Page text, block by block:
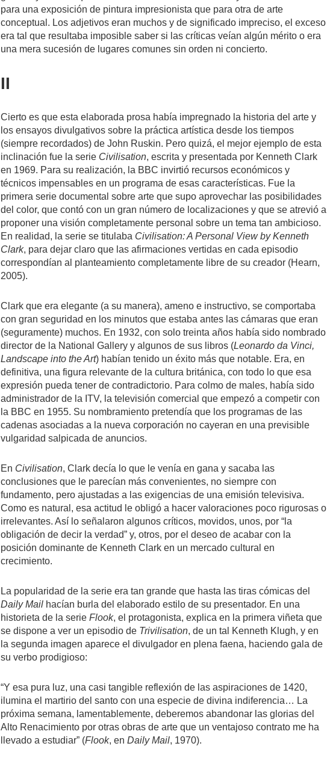
para una exposición de pintura impresionista que para otra de arte
conceptual. Los adjetivos eran muchos y de significado impreciso, el exceso
era tal que resultaba imposible saber si las críticas veían algún mérito o era
una mera sucesión de lugares comunes sin orden ni concierto.
II
Cierto es que esta elaborada prosa había impregnado la historia del arte y
los ensayos divulgativos sobre la práctica artística desde los tiempos
(siempre recordados) de John Ruskin. Pero quizá, el mejor ejemplo de esta
inclinación fue la serie Civilisation, escrita y presentada por Kenneth Clark
en 1969. Para su realización, la BBC invirtió recursos económicos y
técnicos impensables en un programa de esas características. Fue la
primera serie documental sobre arte que supo aprovechar las posibilidades
del color, que contó con un gran número de localizaciones y que se atrevió a
proponer una visión completamente personal sobre un tema tan ambicioso.
En realidad, la serie se titulaba Civilisation: A Personal View by Kenneth
Clark, para dejar claro que las afirmaciones vertidas en cada episodio
correspondían al planteamiento completamente libre de su creador (Hearn,
2005).
Clark que era elegante (a su manera), ameno e instructivo, se comportaba
con gran seguridad en los minutos que estaba antes las cámaras que eran
(seguramente) muchos. En 1932, con solo treinta años había sido nombrado
director de la National Gallery y algunos de sus libros (Leonardo da Vinci,
Landscape into the Art) habían tenido un éxito más que notable. Era, en
definitiva, una figura relevante de la cultura británica, con todo lo que esa
expresión pueda tener de contradictorio. Para colmo de males, había sido
administrador de la ITV, la televisión comercial que empezó a competir con
la BBC en 1955. Su nombramiento pretendía que los programas de las
cadenas asociadas a la nueva corporación no cayeran en una previsible
vulgaridad salpicada de anuncios.
En Civilisation, Clark decía lo que le venía en gana y sacaba las
conclusiones que le parecían más convenientes, no siempre con
fundamento, pero ajustadas a las exigencias de una emisión televisiva.
Como es natural, esa actitud le obligó a hacer valoraciones poco rigurosas o
irrelevantes. Así lo señalaron algunos críticos, movidos, unos, por “la
obligación de decir la verdad” y, otros, por el deseo de acabar con la
posición dominante de Kenneth Clark en un mercado cultural en
crecimiento.
La popularidad de la serie era tan grande que hasta las tiras cómicas del
Daily Mail hacían burla del elaborado estilo de su presentador. En una
historieta de la serieFlook, el protagonista, explica en la primera viñeta que
se dispone a ver un episodio de Trivilisation, de un tal Kenneth Klugh, y en
la segunda imagen aparece el divulgador en plena faena, haciendo gala de
su verbo prodigioso:
“Y esa pura luz, una casi tangible reflexión de las aspiraciones de 1420,
ilumina el martirio del santo con una especie de divina indiferencia… La
próxima semana, lamentablemente, deberemos abandonar las glorias del
Alto Renacimiento por otras obras de arte que un ventajoso contrato me ha
llevado a estudiar” (Flook, enDaily Mail, 1970).